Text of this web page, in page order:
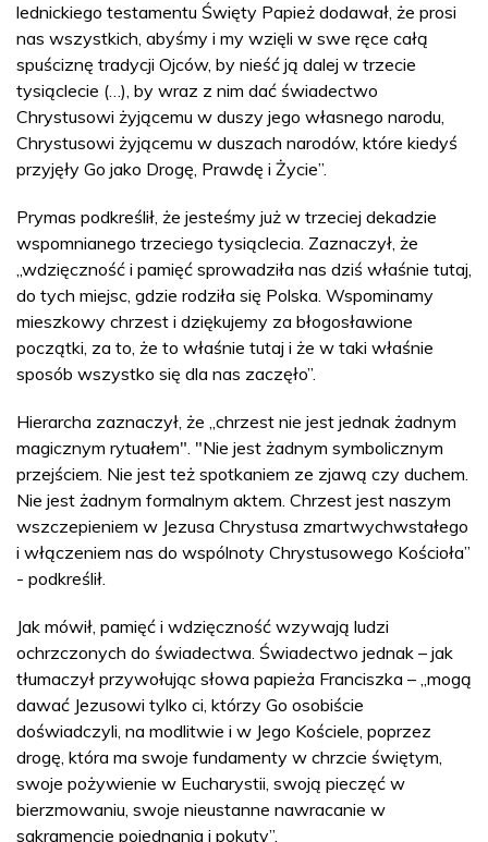
lednickiego testamentu Święty Papież dodawał, że prosi
nas wszystkich, abyśmy i my wzięli w swe ręce całą
spuściznę tradycji Ojców, by nieść ją dalej w trzecie
tysiąclecie (…), by wraz z nim dać świadectwo
Chrystusowi żyjącemu w duszy jego własnego narodu,
Chrystusowi żyjącemu w duszach narodów, które kiedyś
przyjęły Go jako Drogę, Prawdę i Życie”.
Prymas podkreślił, że jesteśmy już w trzeciej dekadzie
wspomnianego trzeciego tysiąclecia. Zaznaczył, że
„wdzięczność i pamięć sprowadziła nas dziś właśnie tutaj,
do tych miejsc, gdzie rodziła się Polska. Wspominamy
mieszkowy chrzest i dziękujemy za błogosławione
początki, za to, że to właśnie tutaj i że w taki właśnie
sposób wszystko się dla nas zaczęło”.
Hierarcha zaznaczył, że „chrzest nie jest jednak żadnym
magicznym rytuałem". "Nie jest żadnym symbolicznym
przejściem. Nie jest też spotkaniem ze zjawą czy duchem.
Nie jest żadnym formalnym aktem. Chrzest jest naszym
wszczepieniem w Jezusa Chrystusa zmartwychwstałego
i włączeniem nas do wspólnoty Chrystusowego Kościoła”
- podkreślił.
Jak mówił, pamięć i wdzięczność wzywają ludzi
ochrzczonych do świadectwa. Świadectwo jednak – jak
tłumaczył przywołując słowa papieża Franciszka – „mogą
dawać Jezusowi tylko ci, którzy Go osobiście
doświadczyli, na modlitwie i w Jego Kościele, poprzez
drogę, która ma swoje fundamenty w chrzcie świętym,
swoje pożywienie w Eucharystii, swoją pieczęć w
bierzmowaniu, swoje nieustanne nawracanie w
sakramencie pojednania i pokuty”.